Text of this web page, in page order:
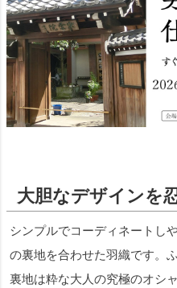
大胆なデザインを
シンプルでコーディネートし
の裏地を合わせた羽織です。
裏地は粋な大人の究極のオシャ